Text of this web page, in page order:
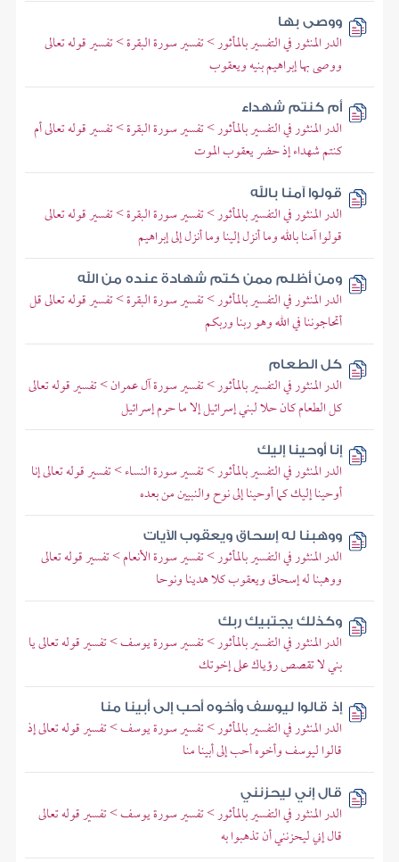
ووصى بها
الدر المنثور في التفسير بالمأثور > تفسير سورة البقرة > تفسير قوله تعالى
ووصى بها إبراهيم بنيه ويعقوب
أم كنتم شهداء
الدر المنثور في التفسير بالمأثور > تفسير سورة البقرة > تفسير قوله تعالى أم
كنتم شهداء إذ حضر يعقوب الموت
قولوا آمنا بالله
الدر المنثور في التفسير بالمأثور > تفسير سورة البقرة > تفسير قوله تعالى
قولوا آمنا بالله وما أنزل إلينا وما أنزل إلى إبراهيم
ومن أظلم ممن كتم شهادة عنده من الله
الدر المنثور في التفسير بالمأثور > تفسير سورة البقرة > تفسير قوله تعالى قل
أتحاجوننا في الله وهو ربنا وربكم
كل الطعام
الدر المنثور في التفسير بالمأثور > تفسير سورة آل عمران > تفسير قوله تعالى
كل الطعام كان حلا لبني إسرائيل إلا ما حرم إسرائيل
إنا أوحينا إليك
الدر المنثور في التفسير بالمأثور > تفسير سورة النساء > تفسير قوله تعالى إنا
أوحينا إليك كما أوحينا إلى نوح والنبيين من بعده
ووهبنا له إسحاق ويعقوب الآيات
الدر المنثور في التفسير بالمأثور > تفسير سورة الأنعام > تفسير قوله تعالى
ووهبنا له إسحاق ويعقوب كلا هدينا ونوحا
وكذلك يجتبيك ربك
الدر المنثور في التفسير بالمأثور > تفسير سورة يوسف > تفسير قوله تعالى يا
بني لا تقصص رؤياك على إخوتك
إذ قالوا ليوسف وأخوه أحب إلى أبينا منا
الدر المنثور في التفسير بالمأثور > تفسير سورة يوسف > تفسير قوله تعالى إذ
قالوا ليوسف وأخوه أحب إلى أبينا منا
قال إني ليحزنني
الدر المنثور في التفسير بالمأثور > تفسير سورة يوسف > تفسير قوله تعالى
قال إني ليحزنني أن تذهبوا به